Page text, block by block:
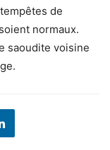
de
normaux.
saoudite voisine